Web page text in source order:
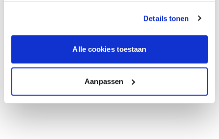
Details tonen
Alle cookies toestaan
Aanpassen